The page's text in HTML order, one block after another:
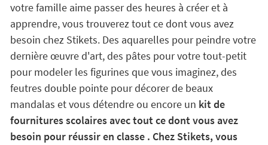
votre famille aime passer des heures à créer et à
apprendre, vous trouverez tout ce dont vous avez
besoin chez Stikets. Des aquarelles pour peindre votre
dernière œuvre d'art, des pâtes pour votre tout-petit
pour modeler les figurines que vous imaginez, des
feutres double pointe pour décorer de beaux
mandalas et vous détendre ou encore un kit de
fournitures scolaires avec tout ce dont vous avez
besoin pour réussir en classe . Chez Stikets, vous